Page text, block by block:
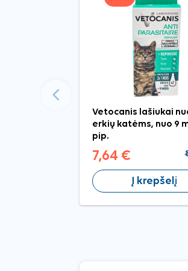
Vetocanis lašiukai
erkių katėms, nuo 9
pip.
7,64 €
Į krepšelį